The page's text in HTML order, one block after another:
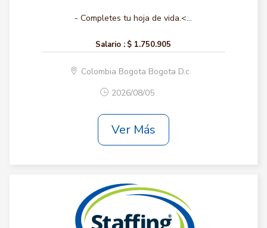
- Completes tu hoja de vida.<...
Salario : $ 1.750.905
Colombia Bogota Bogota D.c.
2026/08/05
Ver Más